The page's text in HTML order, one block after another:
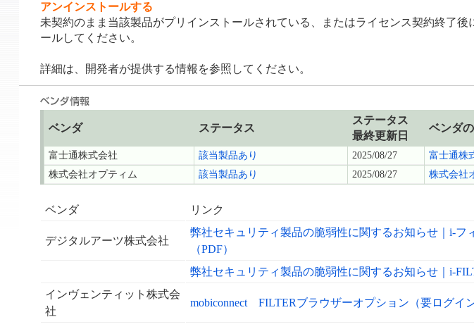
アンインストールする
未契約のまま当該製品がプリインストールされている、またはライセンス契約終了
ールしてください。
詳細は、開発者が提供する情報を参照してください。
ベンダ ステータス
ステータス
最終更新日
ベンダ
富士通株式会社 該当製品あり 2025/08/27
富士通株
株式会社オプティム
該当製品あり 2025/08/27 株式会社
ベンダ リンク
デジタルアーツ株式会社
弊社セキュリティ製品の脆弱性に関するお知らせ｜i-フ
（PDF）
弊社セキュリティ製品の脆弱性に関するお知らせ｜i-
インヴェンティット株式会
社
mobiconnect FILTERブラウザーオプション（要ログイン